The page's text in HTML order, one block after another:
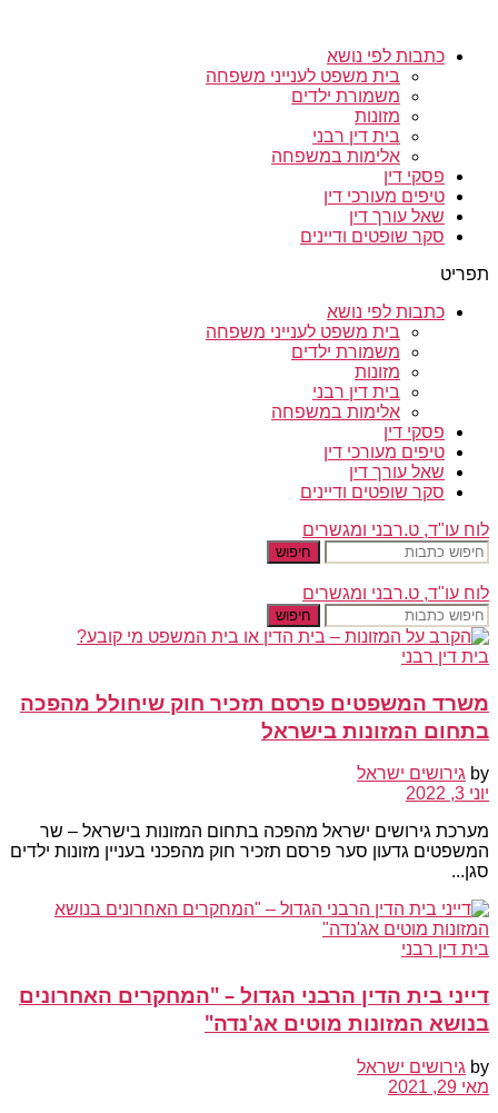
כתבות לפי נושא
בית משפט לענייני משפחה
משמורת ילדים
מזונות
בית דין רבני
אלימות במשפחה
פסקי דין
טיפים מעורכי דין
שאל עורך דין
סקר שופטים ודיינים
תפריט
כתבות לפי נושא
בית משפט לענייני משפחה
משמורת ילדים
מזונות
בית דין רבני
אלימות במשפחה
פסקי דין
טיפים מעורכי דין
שאל עורך דין
סקר שופטים ודיינים
לוח עו"ד, ט.רבני ומגשרים
חיפוש
לוח עו"ד, ט.רבני ומגשרים
חיפוש
בית דין רבני
משרד המשפטים פרסם תזכיר חוק שיחולל מהפכה
בתחום המזונות בישראל
by גירושים ישראל
יוני 3, 2022
מערכת גירושים ישראל מהפכה בתחום המזונות בישראל – שר
המשפטים גדעון סער פרסם תזכיר חוק מהפכני בעניין מזונות ילדים
סגן...
בית דין רבני
דייני בית הדין הרבני הגדול – "המחקרים האחרונים
בנושא המזונות מוטים אג'נדה"
by גירושים ישראל
מאי 29, 2021